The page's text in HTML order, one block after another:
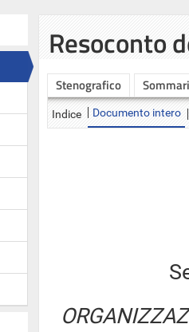
Resoconto
Stenografico
Indice Documento intero